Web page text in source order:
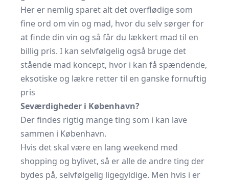
Her er nemlig sparet alt det overflødige som
fine ord om vin og mad, hvor du selv sørger for
at finde din vin og så får du lækkert mad til en
billig pris. I kan selvfølgelig også bruge det
stående mad koncept, hvor i kan få spændende,
eksotiske og lækre retter til en ganske fornuftig
pris
Seværdigheder i København?
Der findes rigtig mange ting som i kan lave
sammen i København.
Hvis det skal være en lang weekend med
shopping og bylivet, så er alle de andre ting der
bydes på, selvfølgelig ligegyldige. Men hvis i er